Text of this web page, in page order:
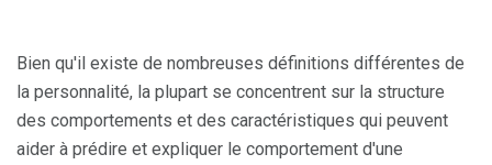
Bien qu'il existe de nombreuses définitions différentes de
la personnalité, la plupart se concentrent sur la structure
des comportements et des caractéristiques qui peuvent
aider à prédire et expliquer le comportement d'une